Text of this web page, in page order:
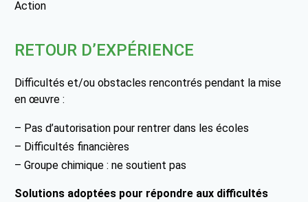
Action
RETOUR D’EXPÉRIENCE
Difficultés et/ou obstacles rencontrés pendant la mise
en œuvre :
– Pas d’autorisation pour rentrer dans les écoles
– Difficultés financières
– Groupe chimique : ne soutient pas
Solutions adoptées pour répondre aux difficultés